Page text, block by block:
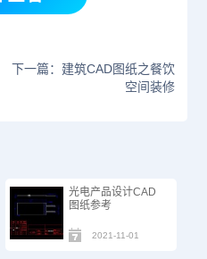
下一篇：建筑CAD图纸之餐饮
空间装修
光电产品设计CAD
图纸参考
2021-11-01